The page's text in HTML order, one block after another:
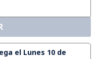
el Lunes 10 de